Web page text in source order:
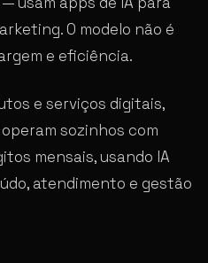
O modelo não é
e eficiência.
e serviços digitais,
sozinhos com
mensais, usando IA
atendimento e gestão